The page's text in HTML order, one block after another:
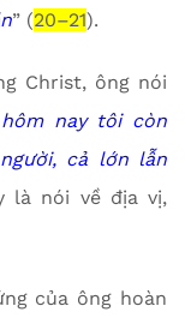
” (20–21).
Christ, ông nói
nay tôi còn
cả lớn lẫn
là nói về địa vị,
của ông hoàn